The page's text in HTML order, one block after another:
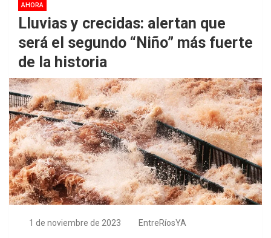
AHORA
Lluvias y crecidas: alertan que
será el segundo “Niño” más fuerte
de la historia
1 de noviembre de 2023 EntreRíosYA